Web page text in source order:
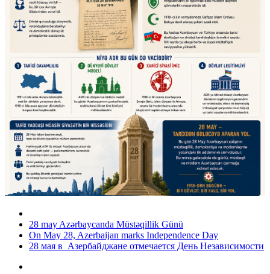
28 may Azərbaycanda Müstəqillik Günü
On May 28, Azerbaijan marks Independence Day
28 мая в Азербайджане отмечается День Независимости